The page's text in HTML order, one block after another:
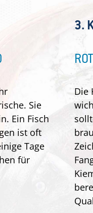
Sie
Ein Fisch
ist oft
Tage
für
3.
Die